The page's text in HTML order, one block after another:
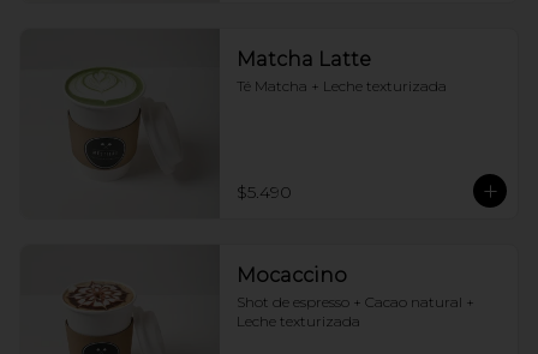
Matcha Latte
Té Matcha + Leche texturizada
$5.490
Mocaccino
Shot de espresso + Cacao natural +
Leche texturizada